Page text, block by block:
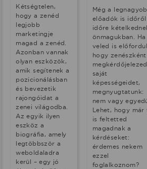
Kétségtelen,
hogy a zenéd
legjobb
marketingje
magad a zenéd.
Azonban vannak
olyan eszközök,
amik segítenek a
pozicionálásban
és bevezetik
rajongóidat a
zenei világodba.
Az egyik ilyen
eszköz a
biográfia, amely
legtöbbször a
weboldaladra
kerül – egy jó
Még a
előadók is időről
időre
önmagukban. Ha
veled is
hogy zenészként
megkérdőjelezed
saját
képességeidet,
megnyugtatunk:
nem vagy
Lehet, hogy már
is feltetted
magadnak a
kérdéseket:
érdemes nekem
ezzel
foglalkoznom?